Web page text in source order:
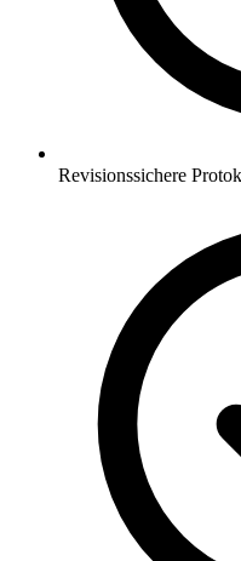
Revisionssichere